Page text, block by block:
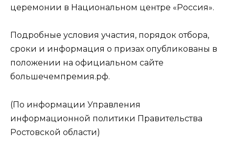
церемонии в Национальном центре «Россия».
Подробные условия участия, порядок отбора,
сроки и информация о призах опубликованы в
положении на официальном сайте
большечемпремия.рф.
(По информации Управления
информационной политики Правительства
Ростовской области)